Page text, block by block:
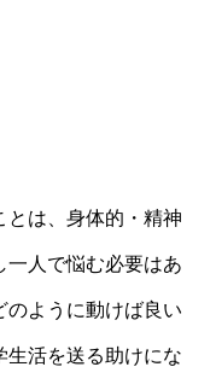
とは、身体的・精神
一人で悩む必要はあ
のように動けば良い
生活を送る助けにな